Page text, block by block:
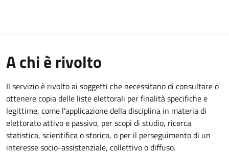
A chi è rivolto
Il servizio è rivolto ai soggetti che necessitano di consultare o
ottenere copia delle liste elettorali per finalità specifiche e
legittime, come l'applicazione della disciplina in materia di
elettorato attivo e passivo, per scopi di studio, ricerca
statistica, scientifica o storica, o per il perseguimento di un
interesse socio-assistenziale, collettivo o diffuso.